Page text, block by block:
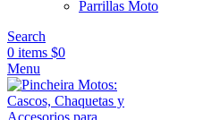
Parrillas Moto
Search
0 items $0
Menu